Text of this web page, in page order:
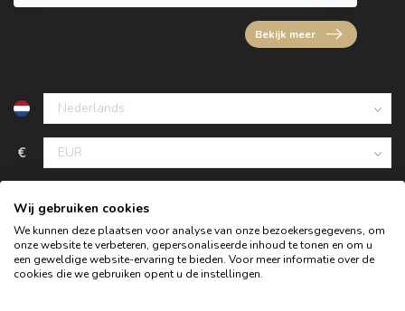
Bekijk meer
€
Wij gebruiken cookies
We kunnen deze plaatsen voor analyse van onze bezoekersgegevens, om
onze website te verbeteren, gepersonaliseerde inhoud te tonen en om u
een geweldige website-ervaring te bieden. Voor meer informatie over de
cookies die we gebruiken opent u de instellingen.